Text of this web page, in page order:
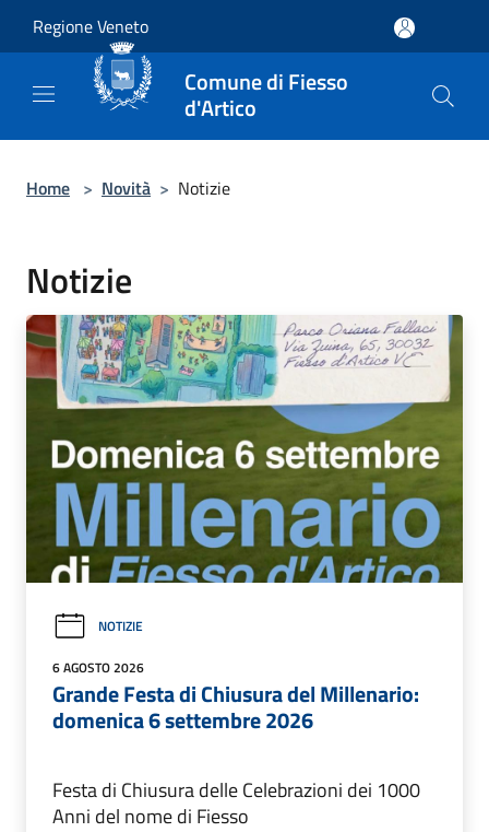
Regione Veneto
Comune di Fiesso
d'Artico
Home > Novità > Notizie
Notizie
NOTIZIE
6 AGOSTO 2026
Grande Festa di Chiusura del Millenario:
domenica 6 settembre 2026
Festa di Chiusura delle Celebrazioni dei 1000
Anni del nome di Fiesso